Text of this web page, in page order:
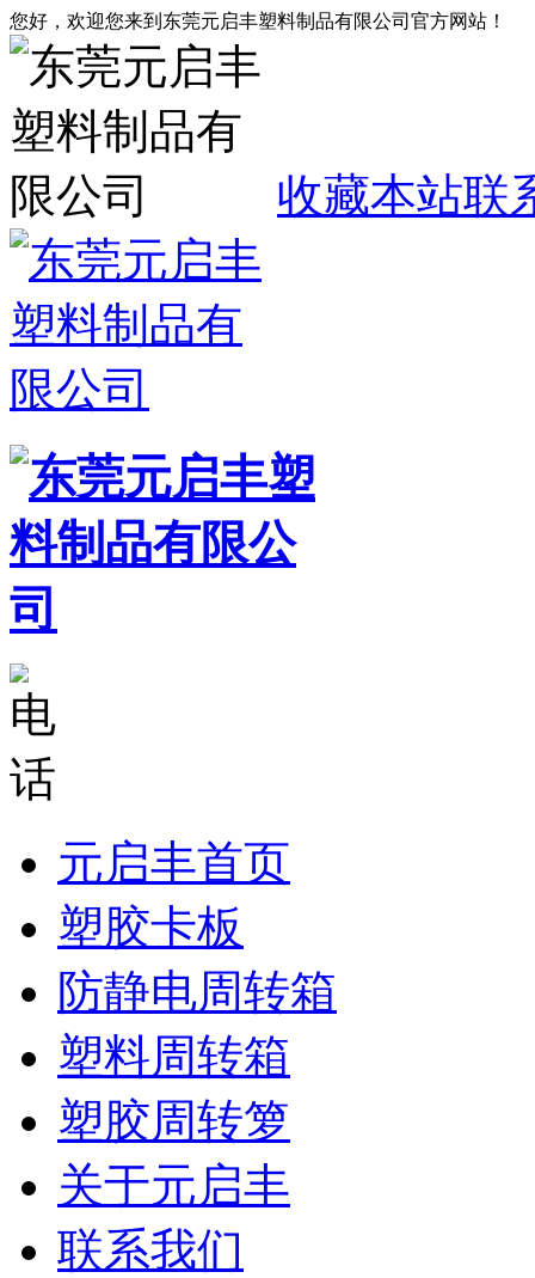
您好，欢迎您来到东莞元启丰塑料制品有限公司官方网站！
收藏本站联
元启丰首页
塑胶卡板
防静电周转箱
塑料周转箱
塑胶周转箩
关于元启丰
联系我们